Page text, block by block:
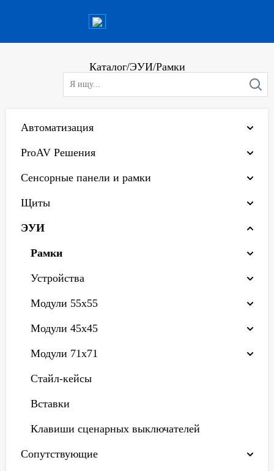
Каталог/ЭУИ/Рамки
Автоматизация
ProAV Решения
Сенсорные панели и рамки
Щиты
ЭУИ
Рамки
Устройства
Модули 55х55
Модули 45х45
Модули 71х71
Стайл-кейсы
Вставки
Клавиши сценарных выключателей
Сопутствующие